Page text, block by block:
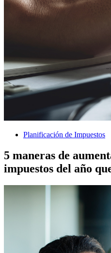
Planificación de Impuestos
5 maneras de
impuestos del año